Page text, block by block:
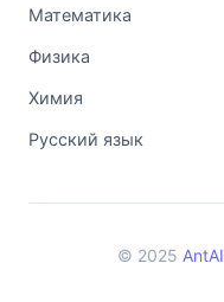
Математика
Физика
Химия
Русский язык
© 2025 AntAI